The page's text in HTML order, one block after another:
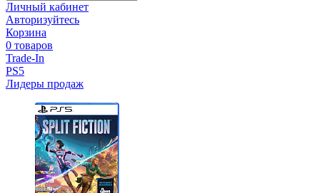
Личный кабинет
Авторизуйтесь
Корзина
0 товаров
Trade-In
PS5
Лидеры продаж